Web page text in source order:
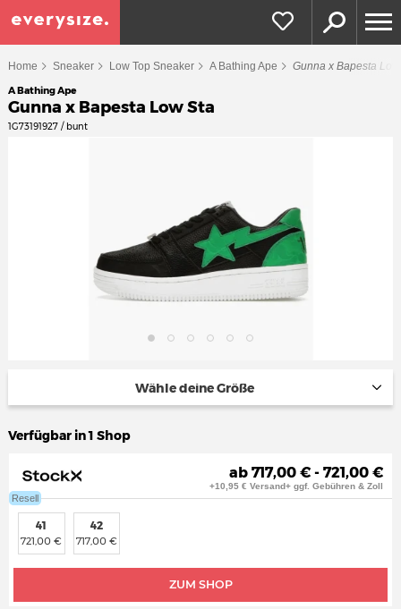
Home Sneaker Low Top Sneaker A Bathing Ape Gunna x Bapesta
A Bathing Ape
Gunna x Bapesta Low Sta
1G73191927 / bunt
Wähle deine Größe
Verfügbar in 1 Shop
Resell
ab 717,00 € - 721,00 €
+10,95 € Versand+ ggf. Gebühren & Zoll
ZUM SHOP
41
721,00 €
42
717,00 €